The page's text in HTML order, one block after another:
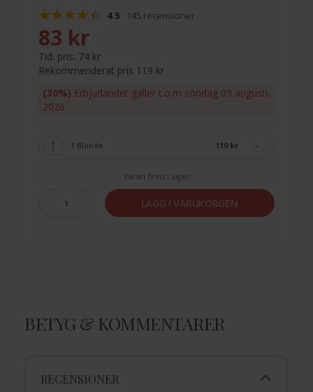
4.5 145 recensioner
83 kr
Tid. pris: 74 kr
Rekommenderat pris 119 kr
(30%) Erbjudandet gäller t.o.m söndag 09 augusti,
2026
119 kr
1 Blonde
Varan finns i lager
LÄGG I VARUKORGEN
BETYG & KOMMENTARER
RECENSIONER